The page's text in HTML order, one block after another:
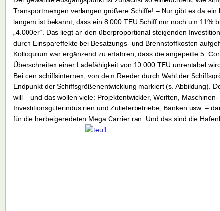
Transportmengen verlangen größere Schiffe! – Nur gibt es da ein
langem ist bekannt, dass ein 8.000 TEU Schiff nur noch um 11%
„4.000er“. Das liegt an den überproportional steigenden
durch Einspareffekte bei Besatzungs- und Brennstoffkosten
Kolloquium war ergänzend zu erfahren, dass die angepeilte 5.
Überschreiten einer Ladefähigkeit von 10.000 TEU unrentabel
Bei den schiffsinternen, von dem Reeder durch Wahl der
Endpunkt der Schiffsgrößenentwicklung markiert (s. Abbildung).
will – und das wollen viele: Projektentwickler, Werften,
Investitionsgüterindustrien und Zulieferbetriebe, Banken usw. –
für die herbeigeredeten Mega Carrier ran. Und das sind die